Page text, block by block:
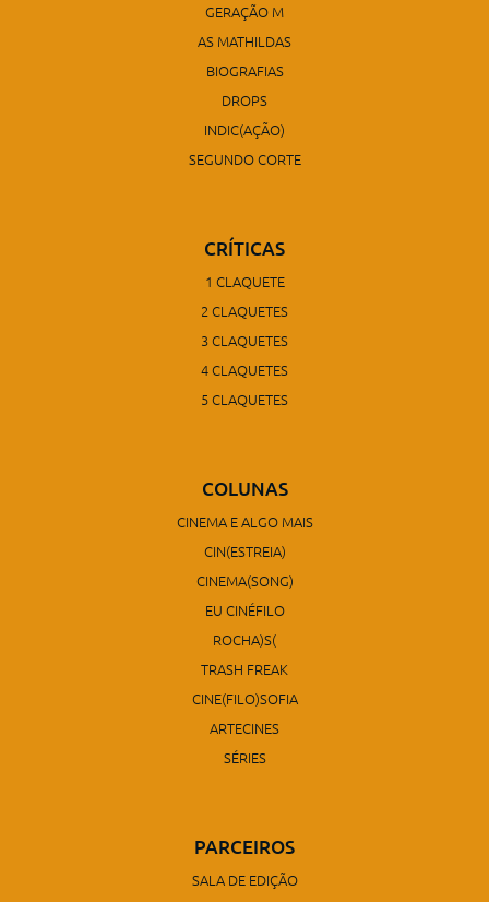
GERAÇÃO M
AS MATHILDAS
BIOGRAFIAS
DROPS
INDIC(AÇÃO)
SEGUNDO CORTE
CRÍTICAS
1 CLAQUETE
2 CLAQUETES
3 CLAQUETES
4 CLAQUETES
5 CLAQUETES
COLUNAS
CINEMA E ALGO MAIS
CIN(ESTREIA)
CINEMA(SONG)
EU CINÉFILO
ROCHA)S(
TRASH FREAK
CINE(FILO)SOFIA
ARTECINES
SÉRIES
PARCEIROS
SALA DE EDIÇÃO